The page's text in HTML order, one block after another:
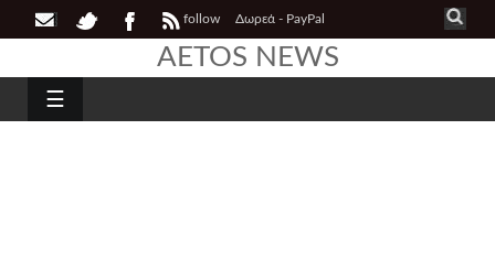
follow Δωρεά - PayPal
AETOS NEWS
☰